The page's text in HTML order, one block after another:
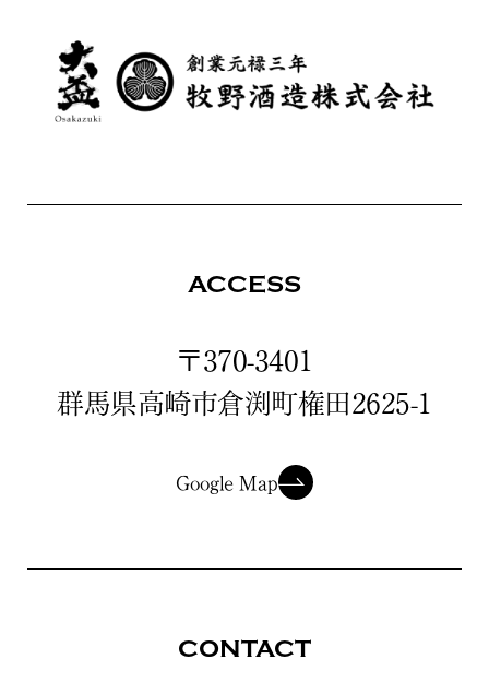
ACCESS
〒370-3401
群馬県高崎市倉渕町権田2625-1
Google Map
CONTACT